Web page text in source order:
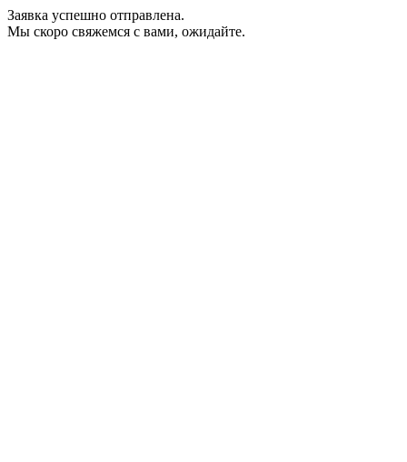
Заявка успешно отправлена.
Мы скоро свяжемся с вами, ожидайте.